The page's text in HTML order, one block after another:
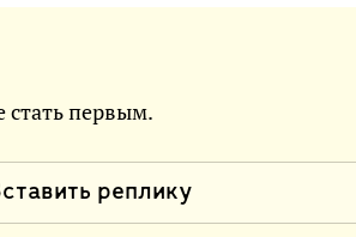
стать первым.
реплику